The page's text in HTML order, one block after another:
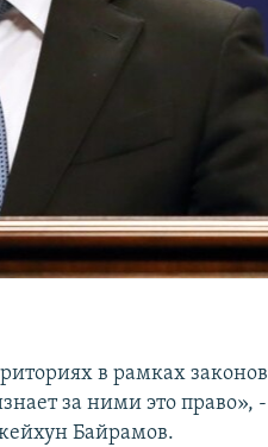
в рамках законов
за ними это право», -
Байрамов.